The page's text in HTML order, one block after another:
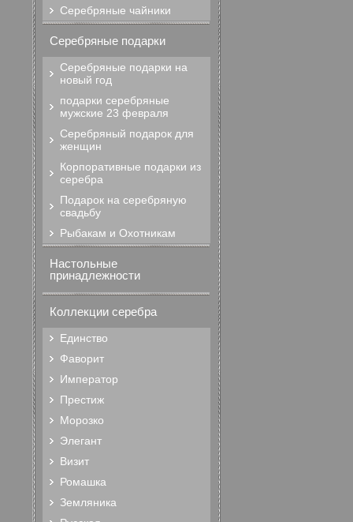
Серебряные чайники
Серебряные подарки
Серебряные подарки на
новый год
подарки серебряные
мужские 23 февраля
Серебряный подарок для
женщин
Корпоративные подарки из
серебра
Подарок на серебряную
свадьбу
Рыбакам и Охотникам
Настольные
принадлежности
Коллекции серебра
Единство
Фаворит
Император
Престиж
Морозко
Элегант
Визит
Ромашка
Земляника